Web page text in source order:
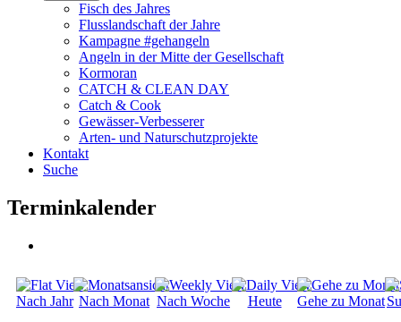
Fisch des Jahres
Flusslandschaft der Jahre
Kampagne #gehangeln
Angeln in der Mitte der Gesellschaft
Kormoran
CATCH & CLEAN DAY
Catch & Cook
Gewässer-Verbesserer
Arten- und Naturschutzprojekte
Kontakt
Suche
Terminkalender
Nach Jahr Nach Monat Nach Woche Heute Gehe zu Monat